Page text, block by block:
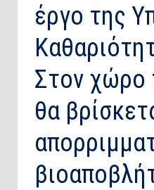
έργο της
Στον χώρο
θα